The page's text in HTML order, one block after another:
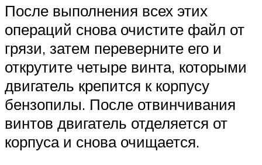
После выполнения всех этих
операций снова очистите файл от
грязи, затем переверните его и
открутите четыре винта, которыми
двигатель крепится к корпусу
бензопилы. После отвинчивания
винтов двигатель отделяется от
корпуса и снова очищается.